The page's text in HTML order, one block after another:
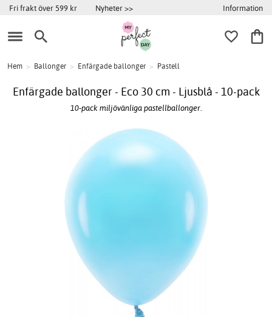
Fri frakt över 599 kr Nyheter >> Information
Hem > Ballonger > Enfärgade ballonger > Pastell
Enfärgade ballonger - Eco 30 cm - Ljusblå - 10-pack
10-pack miljövänliga pastellballonger.